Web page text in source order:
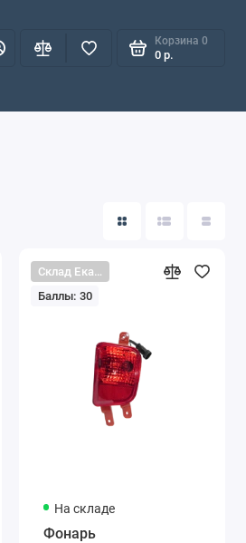
Корзина 0
0 р.
Склад Екатеринбург
Баллы: 30
На складе
Фонарь